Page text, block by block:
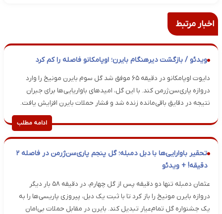
اخبار مرتبط
ویدئو / بازگشت دیرهنگام بایرن؛ اوپامکانو فاصله را کم کرد
دایوت اوپامکانو در دقیقه ۶۵ موفق شد گل سوم بایرن مونیخ را وارد
دروازه پاری‌سن‌ژرمن کند. با این گل، امیدهای باواریایی‌ها برای جبران
نتیجه در دقایق باقی‌مانده زنده شد و فشار حملات بایرن افزایش یافت.
ادامه مطلب
تحقیر باوارایی‌ها با دبل دمبله؛ گل پنجم پاری‌سن‌ژرمن در فاصله ۲
دقیقه! + ویدئو
عثمان دمبله تنها دو دقیقه پس از گل چهارم، در دقیقه ۵۸ بار دیگر
دروازه بایرن مونیخ را باز کرد تا با ثبت یک دبل، پیروزی پاریسی‌ها را به
یک جشنواره گل تمام‌عیار تبدیل کند. بایرن در مقابل حملات بی‌امان